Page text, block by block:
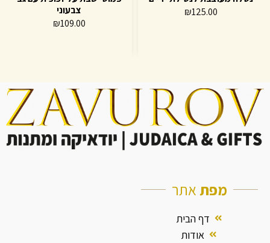
₪125.00
צבעוני
₪109.00
מפתאתר
דף הבית
אודות